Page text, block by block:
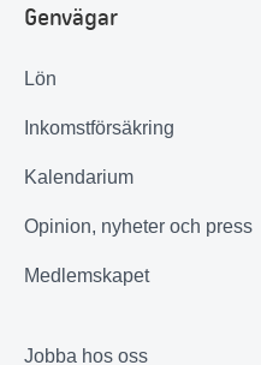
Genvägar
Lön
Inkomstförsäkring
Kalendarium
Opinion, nyheter och press
Medlemskapet
Jobba hos oss